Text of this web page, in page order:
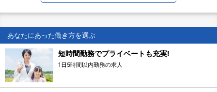
あなたにあった働き方を選ぶ
短時間勤務でプライベートも充実!
1日5時間以内勤務の求人